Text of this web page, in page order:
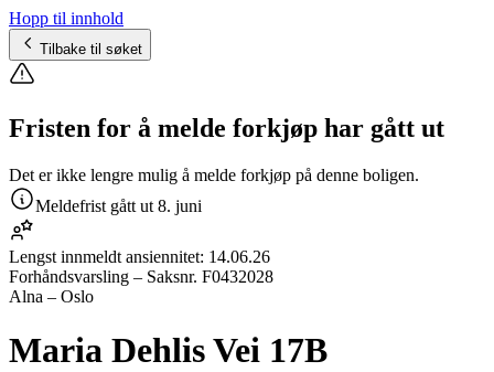
Hopp til innhold
Tilbake til søket
Fristen for å melde forkjøp har gått ut
Det er ikke lengre mulig å melde forkjøp på denne boligen.
Meldefrist gått ut 8. juni
Lengst innmeldt ansiennitet: 14.06.26
Forhåndsvarsling – Saksnr. F0432028
Alna – Oslo
Maria Dehlis Vei 17B